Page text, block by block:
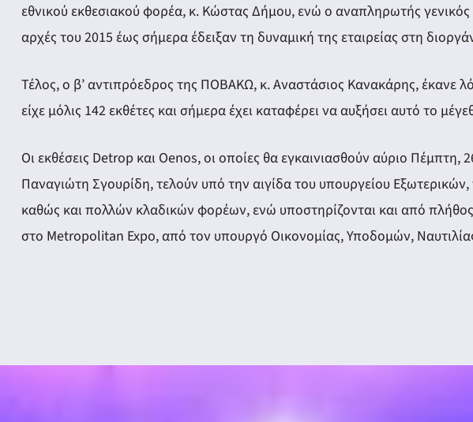
εθνικού εκθεσιακού φορέα, κ. Κώστας Δήμου, ενώ ο αναπληρωτής γενικός
αρχές του 2015 έως σήμερα έδειξαν τη δυναμική της εταιρείας στη
Τέλος, ο β’ αντιπρόεδρος της ΠΟΒΑΚΩ, κ. Αναστάσιος Κανακάρης,
είχε μόλις 142 εκθέτες και σήμερα έχει καταφέρει να αυξήσει αυτό το
Οι εκθέσεις Detrop και Oenos, οι οποίες θα εγκαινιασθούν αύριο
Παναγιώτη Σγουρίδη, τελούν υπό την αιγίδα του υπουργείου
καθώς και πολλών κλαδικών φορέων, ενώ υποστηρίζονται και από
στο Metropolitan Expo, από τον υπουργό Οικονομίας, Υποδομών,